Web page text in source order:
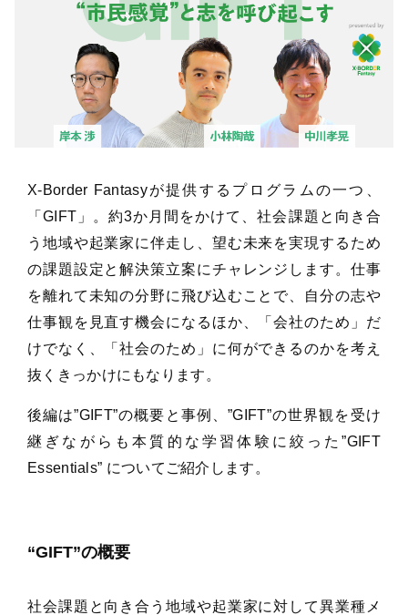
X-Border Fantasyが提供するプログラムの一つ、
「GIFT」。約3か月間をかけて、社会課題と向き合
う地域や起業家に伴走し、望む未来を実現するため
の課題設定と解決策立案にチャレンジします。仕事
を離れて未知の分野に飛び込むことで、自分の志や
仕事観を見直す機会になるほか、「会社のため」だ
けでなく、「社会のため」に何ができるのかを考え
抜くきっかけにもなります。
後編は”GIFT”の概要と事例、”GIFT”の世界観を受け
継ぎながらも本質的な学習体験に絞った”GIFT
Essentials” についてご紹介します。
“GIFT”の概要
社会課題と向き合う地域や起業家に対して異業種メ